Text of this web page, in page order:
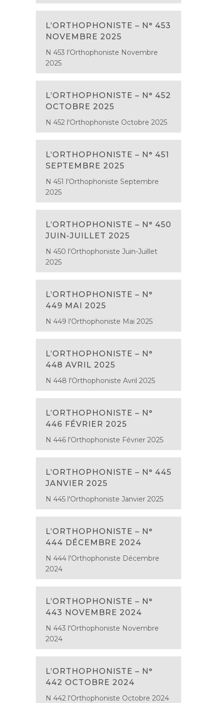
L’ORTHOPHONISTE – N° 453
NOVEMBRE 2025
N 453 l'Orthophoniste Novembre
2025
L’ORTHOPHONISTE – N° 452
OCTOBRE 2025
N 452 l'Orthophoniste Octobre 2025
L’ORTHOPHONISTE – N° 451
SEPTEMBRE 2025
N 451 l'Orthophoniste Septembre
2025
L’ORTHOPHONISTE – N° 450
JUIN-JUILLET 2025
N 450 l'Orthophoniste Juin-Juillet
2025
L’ORTHOPHONISTE – N°
449 MAI 2025
N 449 l'Orthophoniste Mai 2025
L’ORTHOPHONISTE – N°
448 AVRIL 2025
N 448 l'Orthophoniste Avril 2025
L’ORTHOPHONISTE – N°
446 FÉVRIER 2025
N 446 l'Orthophoniste Février 2025
L’ORTHOPHONISTE – N° 445
JANVIER 2025
N 445 l'Orthophoniste Janvier 2025
L’ORTHOPHONISTE – N°
444 DÉCEMBRE 2024
N 444 l'Orthophoniste Décembre
2024
L’ORTHOPHONISTE – N°
443 NOVEMBRE 2024
N 443 l'Orthophoniste Novembre
2024
L’ORTHOPHONISTE – N°
442 OCTOBRE 2024
N 442 l'Orthophoniste Octobre 2024